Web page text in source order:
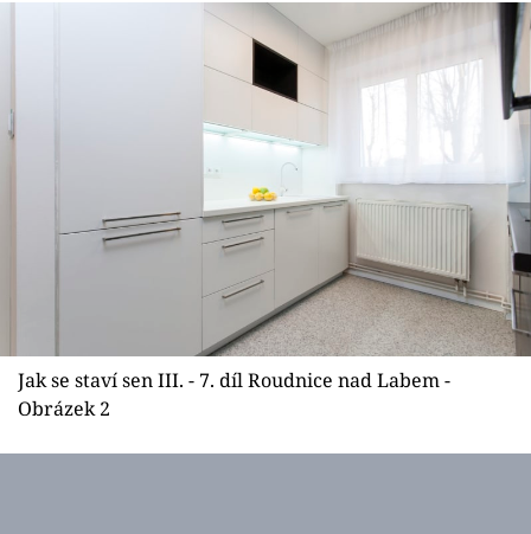
Jak se staví sen III. - 7. díl Roudnice nad Labem -
Obrázek 2